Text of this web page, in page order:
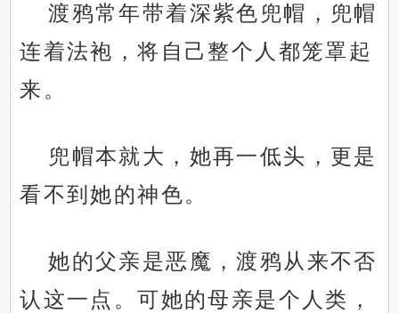
渡鸦常年带着深紫色兜帽，兜帽
连着法袍，将自己整个人都笼罩起
来。
兜帽本就大，她再一低头，更是
看不到她的神色。
她的父亲是恶魔，渡鸦从来不否
认这一点。可她的母亲是个人类，